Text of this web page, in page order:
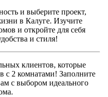
и выберите проект,
в Калуге. Изучите
и откройте для себя
и стиля!
клиентов, которые
с 2 комнатами! Заполните
с выбором идеального